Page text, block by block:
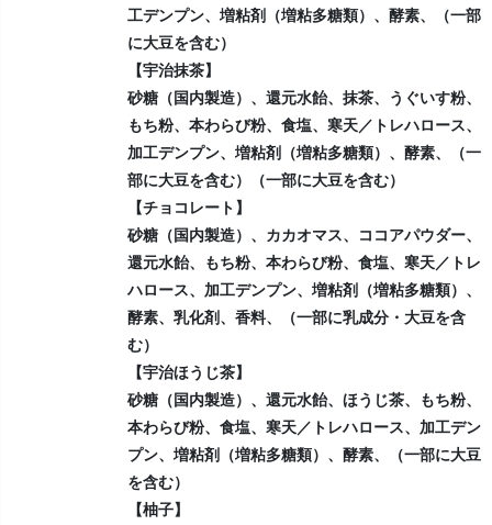
工デンプン、増粘剤（増粘多糖類）、酵素、（一部
に大豆を含む）
【宇治抹茶】
砂糖（国内製造）、還元水飴、抹茶、うぐいす粉、
もち粉、本わらび粉、食塩、寒天／トレハロース、
加工デンプン、増粘剤（増粘多糖類）、酵素、（一
部に大豆を含む）（一部に大豆を含む）
【チョコレート】
砂糖（国内製造）、カカオマス、ココアパウダー、
還元水飴、もち粉、本わらび粉、食塩、寒天／トレ
ハロース、加工デンプン、増粘剤（増粘多糖類）、
酵素、乳化剤、香料、（一部に乳成分・大豆を含
む）
【宇治ほうじ茶】
砂糖（国内製造）、還元水飴、ほうじ茶、もち粉、
本わらび粉、食塩、寒天／トレハロース、加工デン
プン、増粘剤（増粘多糖類）、酵素、（一部に大豆
を含む）
【柚子】